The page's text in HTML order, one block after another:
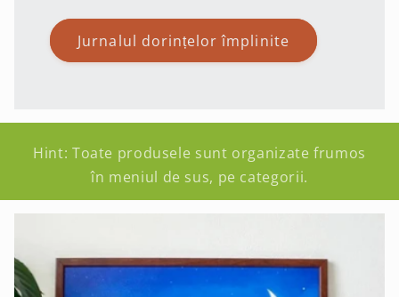
Jurnalul dorințelor împlinite
Hint: Toate produsele sunt organizate frumos
în meniul de sus, pe categorii.